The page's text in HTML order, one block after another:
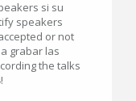
si su
speakers
or not
grabar las
the talks